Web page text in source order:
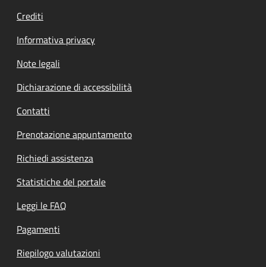
Crediti
Informativa privacy
Note legali
Dichiarazione di accessibilità
Contatti
Prenotazione appuntamento
Richiedi assistenza
Statistiche del portale
Leggi le FAQ
Pagamenti
Riepilogo valutazioni